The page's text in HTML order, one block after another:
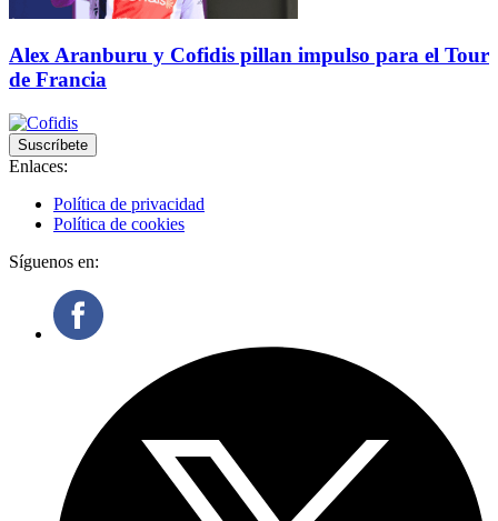
Alex Aranburu y Cofidis pillan impulso para el Tour
de Francia
Suscríbete
Enlaces:
Política de privacidad
Política de cookies
Síguenos en: